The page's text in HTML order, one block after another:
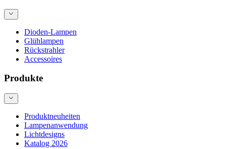
Dioden-Lampen
Glühlampen
Rückstrahler
Accessoires
Produkte
Produktneuheiten
Lampenanwendung
Lichtdesigns
Katalog 2026